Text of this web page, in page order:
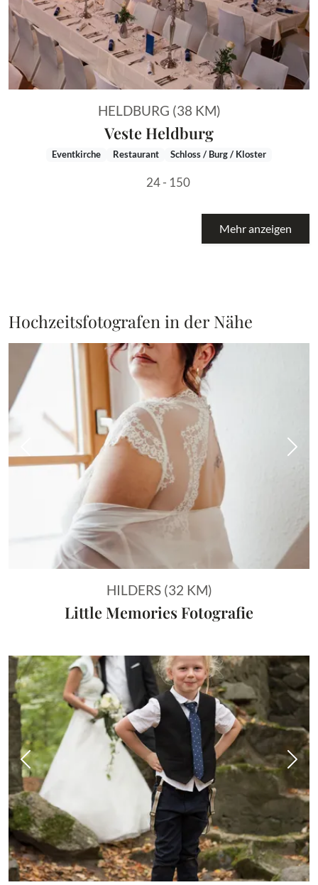
HELDBURG (38 KM)
Veste Heldburg
Eventkirche Restaurant Schloss / Burg / Kloster
24 - 150
Mehr anzeigen
Hochzeitsfotografen in der Nähe
Vorheriges Bild
HILDERS (32 KM)
Little Memories Fotografie
Vorheriges Bild